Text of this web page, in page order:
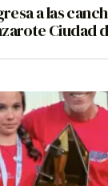
a las
Ciudad